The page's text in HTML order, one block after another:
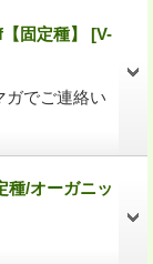
固定種】 [V-
ガでご連絡い
種/オーガニッ